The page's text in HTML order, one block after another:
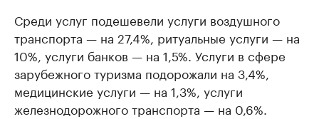
Среди услуг подешевели услуги воздушного
транспорта — на 27,4%, ритуальные услуги — на
10%, услуги банков — на 1,5%. Услуги в сфере
зарубежного туризма подорожали на 3,4%,
медицинские услуги — на 1,3%, услуги
железнодорожного транспорта — на 0,6%.